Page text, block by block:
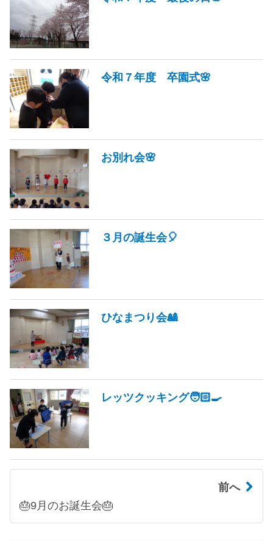
令和７年度 卒園式🌸
お別れ会🌸
３月の誕生会🎈
ひなまつり会🎎
レッツクッキング🧑🏻‍🍳
前へ
🎂9月のお誕生会🎂